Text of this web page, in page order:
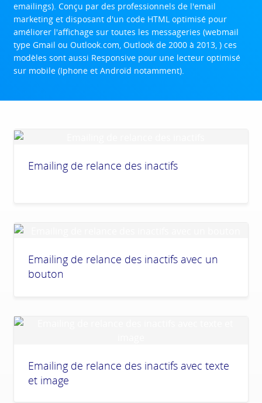
emailings). Conçu par des professionnels de l'email
marketing et disposant d'un code HTML optimisé pour
améliorer l'affichage sur toutes les messageries (webmail
type Gmail ou Outlook.com, Outlook de 2000 à 2013, ) ces
modèles sont aussi Responsive pour une lecteur optimisé
sur mobile (Iphone et Androïd notamment).
Emailing de relance des inactifs
Emailing de relance des inactifs avec un
bouton
Emailing de relance des inactifs avec texte
et image